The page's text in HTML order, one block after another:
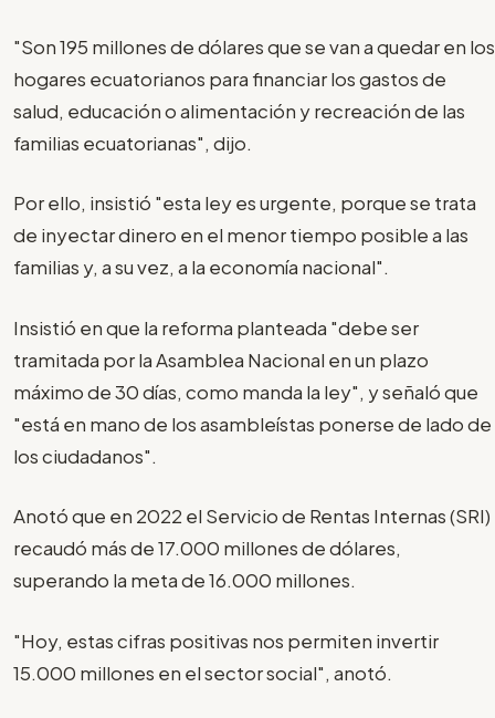
"Son 195 millones de dólares que se van a quedar en los
hogares ecuatorianos para financiar los gastos de
salud, educación o alimentación y recreación de las
familias ecuatorianas", dijo.
Por ello, insistió "esta ley es urgente, porque se trata
de inyectar dinero en el menor tiempo posible a las
familias y, a su vez, a la economía nacional".
Insistió en que la reforma planteada "debe ser
tramitada por la Asamblea Nacional en un plazo
máximo de 30 días, como manda la ley", y señaló que
"está en mano de los asambleístas ponerse de lado de
los ciudadanos".
Anotó que en 2022 el Servicio de Rentas Internas (SRI)
recaudó más de 17.000 millones de dólares,
superando la meta de 16.000 millones.
"Hoy, estas cifras positivas nos permiten invertir
15.000 millones en el sector social", anotó.